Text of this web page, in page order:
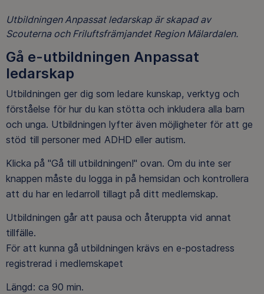
Utbildningen Anpassat ledarskap är skapad av
Scouterna och Friluftsfrämjandet Region Mälardalen.
Gå e-utbildningen Anpassat
ledarskap
Utbildningen ger dig som ledare kunskap, verktyg och
förståelse för hur du kan stötta och inkludera alla barn
och unga. Utbildningen lyfter även möjligheter för att ge
stöd till personer med ADHD eller autism.
Klicka på "Gå till utbildningen!" ovan. Om du inte ser
knappen måste du logga in på hemsidan och kontrollera
att du har en ledarroll tillagt på ditt medlemskap.
Utbildningen går att pausa och återuppta vid annat
tillfälle.
För att kunna gå utbildningen krävs en e-postadress
registrerad i medlemskapet
Längd: ca 90 min.